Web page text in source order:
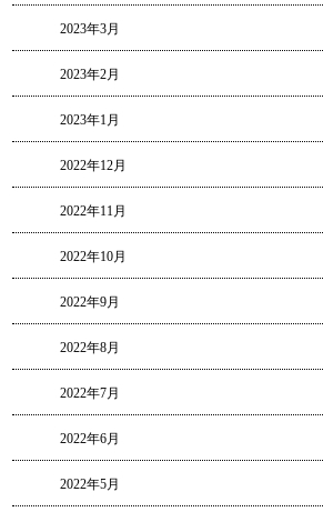
2023年3月
2023年2月
2023年1月
2022年12月
2022年11月
2022年10月
2022年9月
2022年8月
2022年7月
2022年6月
2022年5月